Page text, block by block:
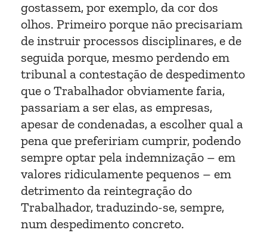
gostassem, por exemplo, da cor dos
olhos. Primeiro porque não precisariam
de instruir processos disciplinares, e de
seguida porque, mesmo perdendo em
tribunal a contestação de despedimento
que o Trabalhador obviamente faria,
passariam a ser elas, as empresas,
apesar de condenadas, a escolher qual a
pena que prefeririam cumprir, podendo
sempre optar pela indemnização – em
valores ridiculamente pequenos – em
detrimento da reintegração do
Trabalhador, traduzindo-se, sempre,
num despedimento concreto.